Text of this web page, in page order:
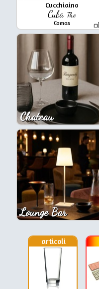
Cucchiaino
Cuba The
Comas
Chateau
Lounge Bar
articoli